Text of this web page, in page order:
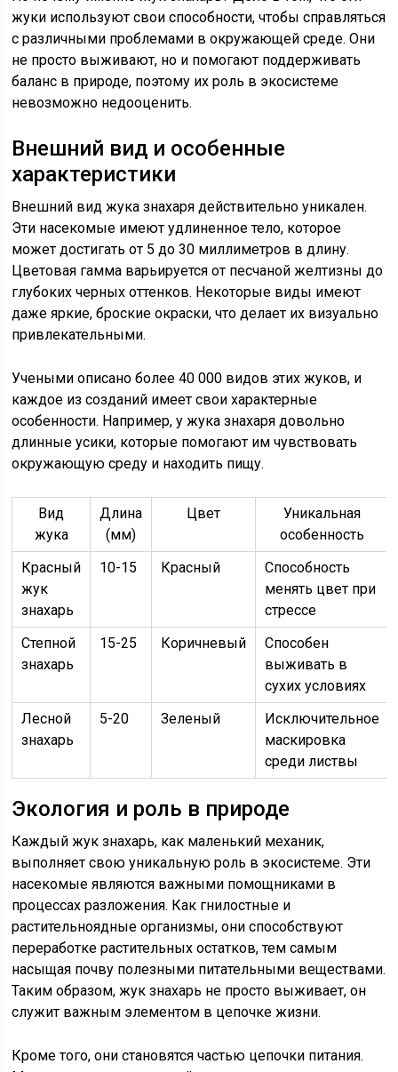
жуки используют свои способности, чтобы справляться
с различными проблемами в окружающей среде. Они
не просто выживают, но и помогают поддерживать
баланс в природе, поэтому их роль в экосистеме
невозможно недооценить.
Внешний вид и особенные
характеристики
Внешний вид жука знахаря действительно уникален.
Эти насекомые имеют удлиненное тело, которое
может достигать от 5 до 30 миллиметров в длину.
Цветовая гамма варьируется от песчаной желтизны до
глубоких черных оттенков. Некоторые виды имеют
даже яркие, броские окраски, что делает их визуально
привлекательными.
Учеными описано более 40 000 видов этих жуков, и
каждое из созданий имеет свои характерные
особенности. Например, у жука знахаря довольно
длинные усики, которые помогают им чувствовать
окружающую среду и находить пищу.
Вид
жука
Длина
(мм)
Цвет
Уникальная
особенность
Красный
жук
знахарь
10-15 Красный
Способность
менять цвет при
стрессе
Степной
знахарь
15-25 Коричневый
Способен
выживать в
сухих условиях
Лесной
знахарь
5-20 Зеленый
Исключительное
маскировка
среди листвы
Экология и роль в природе
Каждый жук знахарь, как маленький механик,
выполняет свою уникальную роль в экосистеме. Эти
насекомые являются важными помощниками в
процессах разложения. Как гнилостные и
растительноядные организмы, они способствуют
переработке растительных остатков, тем самым
насыщая почву полезными питательными веществами.
Таким образом, жук знахарь не просто выживает, он
служит важным элементом в цепочке жизни.
Кроме того, они становятся частью цепочки питания.